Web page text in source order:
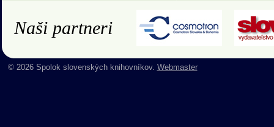
Naši partneri
© 2026 Spolok slovenských knihovníkov. Webmaster